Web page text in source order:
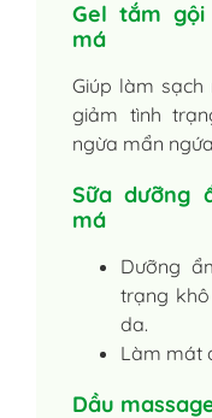
Gel tắm gội
má
Giúp làm sạch
giảm tình
ngừa mẩn
Sữa dưỡng
má
Dưỡng
trạng
da.
Làm mát
Dầu